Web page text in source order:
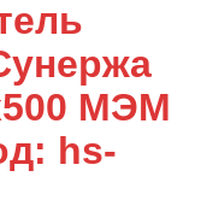
МЭМ
hs-